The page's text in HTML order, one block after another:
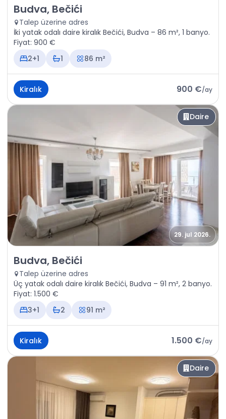
Kiralık - Daire Budva, Bečići
Budva, Bečići
Talep üzerine adres
İki yatak odalı daire kiralık Bečići, Budva – 86 m², 1 banyo.
Fiyat: 900 €
2+1
1 86 m²
Kiralık 900 €/ay
Daire
29. jul 2026.
Kiralık - Daire Budva, Bečići
Budva, Bečići
Talep üzerine adres
Üç yatak odalı daire kiralık Bečići, Budva – 91 m², 2 banyo.
Fiyat: 1.500 €
3+1
2 91 m²
Kiralık 1.500 €/ay
Daire